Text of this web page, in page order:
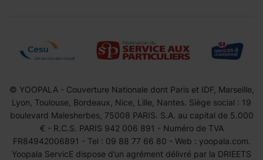
© YOOPALA - Couverture Nationale dont Paris et IDF, Marseille,
Lyon, Toulouse, Bordeaux, Nice, Lille, Nantes. Siège social : 19
boulevard Malesherbes, 75008 PARIS. S.A. au capital de 5.000
€ - R.C.S. PARIS 942 006 891 - Numéro de TVA
FR84942006891 - Tel : 09 88 77 66 80 - Web : yoopala.com.
Yoopala ServicE dispose d’un agrément délivré par la DRIEETS